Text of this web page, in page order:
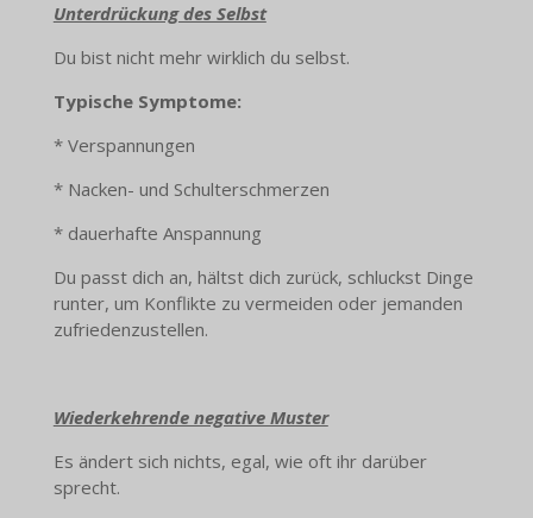
Unterdrückung des Selbst
Du bist nicht mehr wirklich du selbst.
Typische Symptome:
* Verspannungen
* Nacken- und Schulterschmerzen
* dauerhafte Anspannung
Du passt dich an, hältst dich zurück, schluckst Dinge
runter, um Konflikte zu vermeiden oder jemanden
zufriedenzustellen.
Wiederkehrende negative Muster
Es ändert sich nichts, egal, wie oft ihr darüber
sprecht.